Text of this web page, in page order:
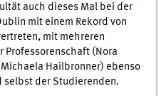
auch dieses Mal bei der
mit einem Rekord von
mit mehreren
Professorenschaft (Nora
Hailbronner) ebenso
selbst der Studierenden.